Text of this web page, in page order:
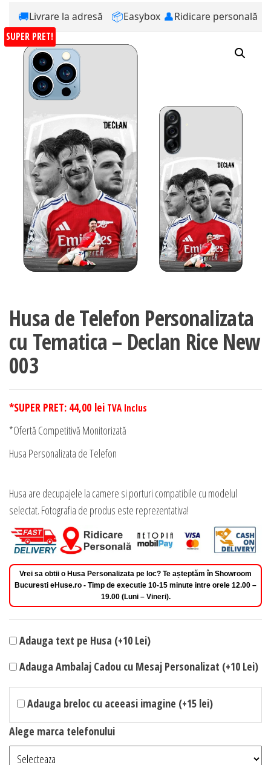
🚚Livrare la adresă 📦Easybox 👤Ridicare personală
SUPER PRET!
Husa de Telefon Personalizata
cu Tematica – Declan Rice New
003
*SUPER PRET: 44,00 lei TVA Inclus
*Ofertă Competitivă Monitorizată
Husa Personalizata de Telefon
Husa are decupajele la camere si porturi compatibile cu modelul
selectat. Fotografia de produs este reprezentativa!
Vrei sa obtii o Husa Personalizata pe loc? Te așteptăm în Showroom
Bucuresti eHuse.ro - Timp de executie 10-15 minute intre orele 12.00 –
19.00 (Luni – Vineri).
Adauga text pe Husa (+10 Lei)
Adauga Ambalaj Cadou cu Mesaj Personalizat (+10 Lei)
Adauga breloc cu aceeasi imagine (+15 lei)
Alege marca telefonului